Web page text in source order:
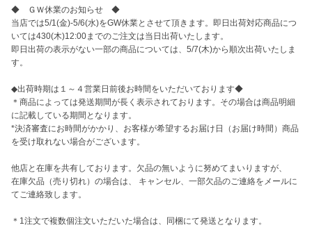
◆　ＧＷ休業のお知らせ　◆
当店では5/1(金)-5/6(水)をGW休業とさせて頂きます。即日出荷対応商品につ
いては430(木)12:00までのご注文は当日出荷いたします。
即日出荷の表示がない一部の商品については、5/7(木)から順次出荷いたしま
す。
◆出荷時期は１～４営業日前後お時間をいただいております◆
＊商品によっては発送期間が長く表示されております。その場合は商品明細
に記載している期間となります。
*決済審査にお時間がかかり、お客様が希望するお届け日（お届け時間）商品
を受け取れない場合がございます。
他店と在庫を共有しております。欠品の無いように努めてまいりますが、
在庫欠品（売り切れ）の場合は、 キャンセル、一部欠品のご連絡をメールに
てご連絡致します。
＊1注文で複数個注文いただいた場合は、同梱にて発送となります。